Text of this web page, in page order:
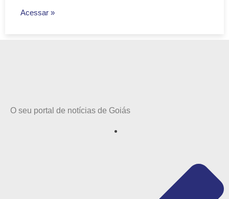
Acessar »
O seu portal de notícias de Goiás